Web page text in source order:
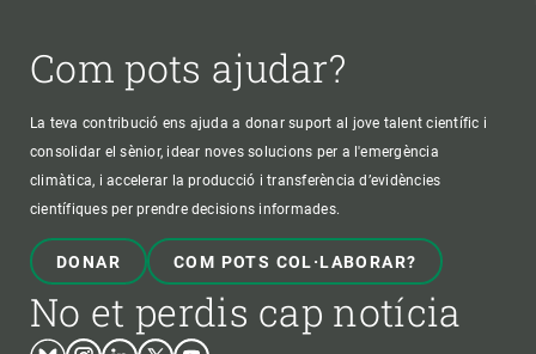
Com pots ajudar?
La teva contribució ens ajuda a donar suport al jove talent científic i
consolidar el sènior, idear noves solucions per a l'emergència
climàtica, i accelerar la producció i transferència d’evidències
científiques per prendre decisions informades.
DONAR COM POTS COL·LABORAR?
No et perdis cap notícia
BlueskyInstagram
LinkedinTwitterYoutube